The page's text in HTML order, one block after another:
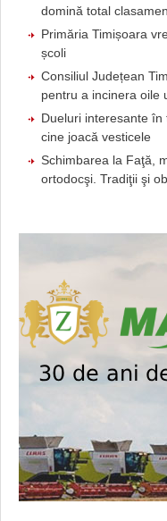
domină total
Primăria Timișoara
școli
Consiliul Județean
pentru a incinera oile
Dueluri interesante în
cine joacă vesticele
Schimbarea la Faţă,
ortodocşi. Tradiţii şi